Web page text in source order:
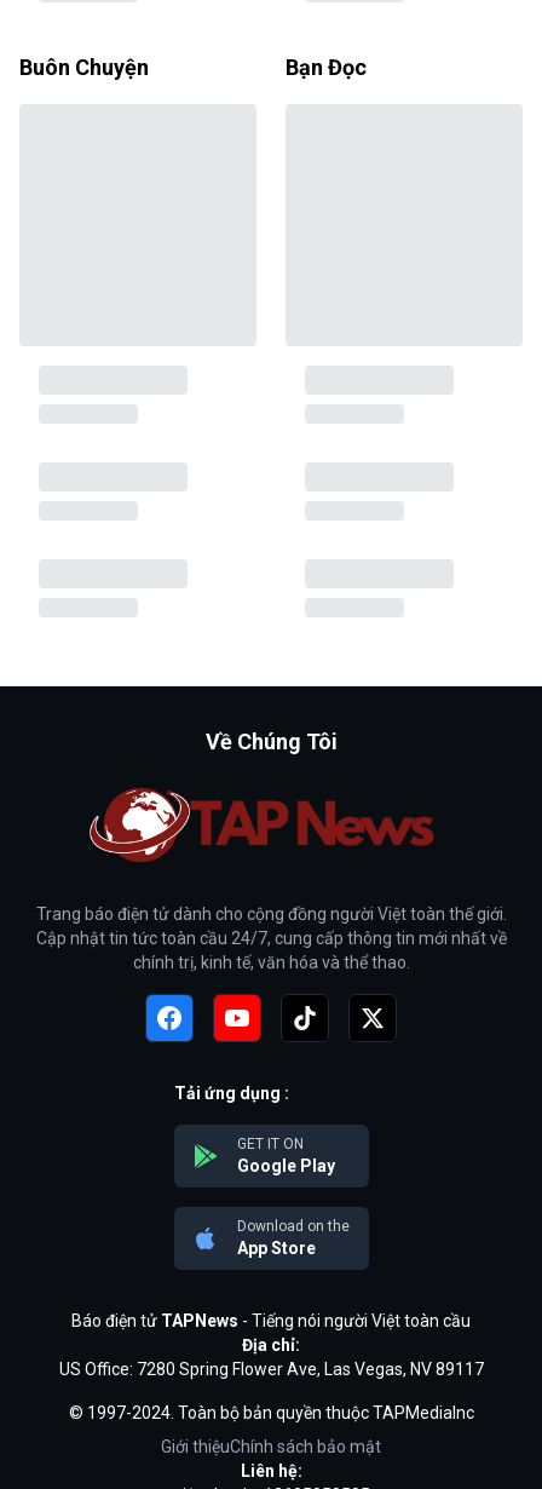
Buôn Chuyện Bạn Đọc
Về Chúng Tôi
Trang báo điện tử dành cho cộng đồng người Việt toàn thế giới.
Cập nhật tin tức toàn cầu 24/7, cung cấp thông tin mới nhất về
chính trị, kinh tế, văn hóa và thể thao.
Tải ứng dụng :
GET IT ON
Google Play
Download on the
App Store
Báo điện tử TAPNews - Tiếng nói người Việt toàn cầu
Địa chỉ:
US Office: 7280 Spring Flower Ave, Las Vegas, NV 89117
© 1997-2024. Toàn bộ bản quyền thuộc TAPMediaInc
Giới thiệuChính sách bảo mật
Liên hệ: